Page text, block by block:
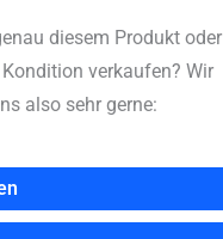
diesem Produkt oder
verkaufen? Wir
also sehr gerne: